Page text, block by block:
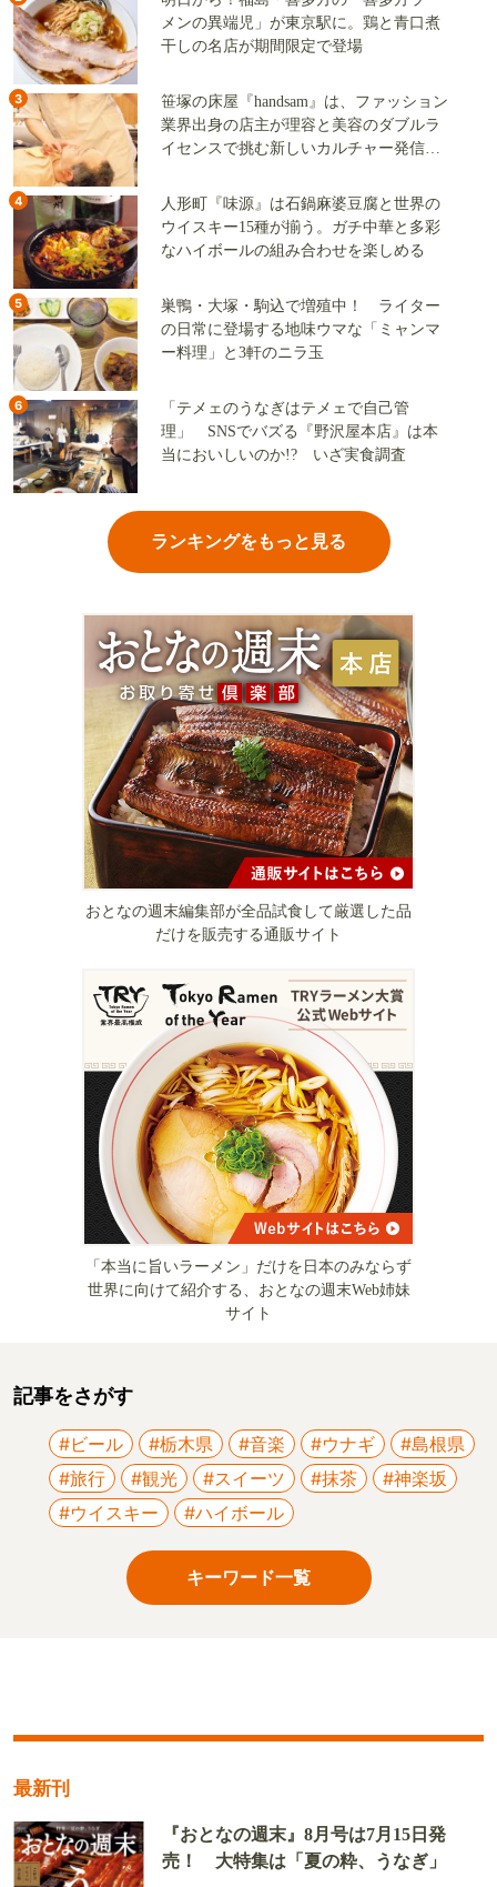
メンの異端児」が東京駅に。鶏と青口煮
干しの名店が期間限定で登場
3
笹塚の床屋『handsam』は、ファッション
業界出身の店主が理容と美容のダブルラ
イセンスで挑む新しいカルチャー発信基
4
人形町『味源』は石鍋麻婆豆腐と世界の
ウイスキー15種が揃う。ガチ中華と多彩
なハイボールの組み合わせを楽しめる
5
巣鴨・大塚・駒込で増殖中！ ライター
の日常に登場する地味ウマな「ミャンマ
ー料理」と3軒のニラ玉
6
「テメェのうなぎはテメェで自己管
理」 SNSでバズる『野沢屋本店』は本
当においしいのか!? いざ実食調査
ランキングをもっと見る
おとなの週末編集部が全品試食して厳選した品
だけを販売する通販サイト
「本当に旨いラーメン」だけを日本のみならず
世界に向けて紹介する、おとなの週末Web姉妹
サイト
記事をさがす
#ビール #栃木県 #音楽 #ウナギ
#島根県
#旅行
#観光 #スイーツ #抹茶
#神楽坂
#ウイスキー
#ハイボール
キーワード一覧
最新刊
『おとなの週末』8月号は7月15日発
売！ 大特集は「夏の粋、うなぎ」